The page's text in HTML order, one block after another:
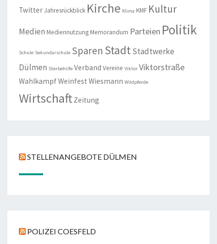
TwitterJahresrückblick Kirche Klima KMF Kultur
Medien Mediennutzung Memorandum Parteien Politik
Schule Sekundarschule Sparen StadtStadtwerke
Dülmen Sterbehilfe Verband Vereine Viktor Viktorstraße
WahlkampfWeinfest Wiesmann Wildpferde
Wirtschaft Zeitung
STELLENANGEBOTE DÜLMEN
POLIZEI COESFELD